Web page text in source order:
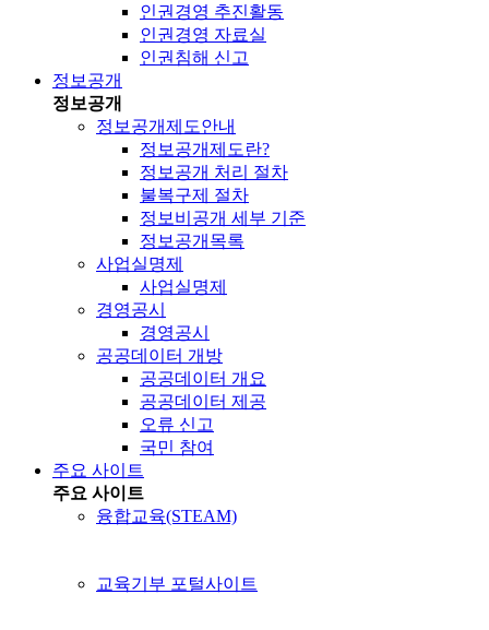
인권경영 추진활동
인권경영 자료실
인권침해 신고
정보공개
정보공개
정보공개제도안내
정보공개제도란?
정보공개 처리 절차
불복구제 절차
정보비공개 세부 기준
정보공개목록
사업실명제
사업실명제
경영공시
경영공시
공공데이터 개방
공공데이터 개요
공공데이터 제공
오류 신고
국민 참여
주요 사이트
주요 사이트
융합교육(STEAM)
교육기부 포털사이트